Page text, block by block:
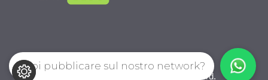
CalcioPro.com © 2026. All right reserverd.
Vuoi pubblicare sul nostro network?